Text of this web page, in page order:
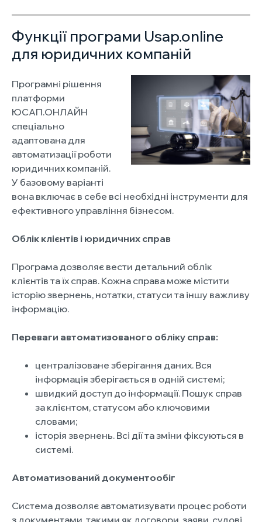
Функції програми Usap.online
для юридичних компаній
Програмні рішення
платформи
ЮСАП.ОНЛАЙН
спеціально
адаптована для
автоматизації роботи
юридичних компаній.
У базовому варіанті
вона включає в себе всі необхідні інструменти для
ефективного управління бізнесом.
Облік клієнтів і юридичних справ
Програма дозволяє вести детальний облік
клієнтів та їх справ. Кожна справа може містити
історію звернень, нотатки, статуси та іншу важливу
інформацію.
Переваги автоматизованого обліку справ:
централізоване зберігання даних. Вся
інформація зберігається в одній системі;
швидкий доступ до інформації. Пошук справ
за клієнтом, статусом або ключовими
словами;
історія звернень. Всі дії та зміни фіксуються в
системі.
Автоматизований документообіг
Система дозволяє автоматизувати процес роботи